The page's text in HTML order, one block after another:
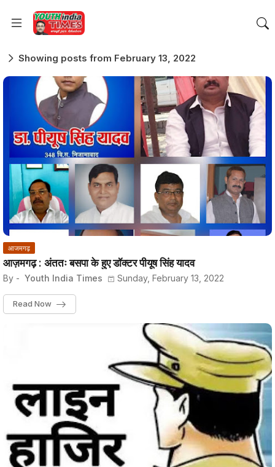
Showing posts from February 13, 2022
आजमगढ़
आज़मगढ़ : अंततः बसपा के हुए डॉक्टर पीयूष सिंह यादव
By - Youth India Times Sunday, February 13, 2022
Read Now